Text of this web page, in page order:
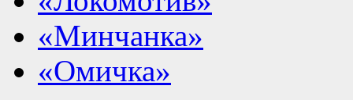
«Минчанка»
«Омичка»